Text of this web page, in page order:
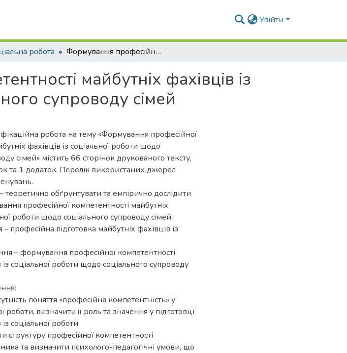
Увійти
робота Формування професійної компетентності майбутніх фахівців із соціальної роботи щодо соціального супроводу сімей
майбутніх фахівців із
супроводу сімей
робота на тему «Формування професійної
фахівців із соціальної роботи щодо
сімей» містить 66 сторінок друкованого тексту,
та 1 додаток. Перелік використаних джерел
обґрунтувати та емпірично дослідити
професійної компетентності майбутніх
роботи щодо соціального супроводу сімей.
професійна підготовка майбутніх фахівців із
– формування професійної компетентності
із соціальної роботи щодо соціального супроводу
поняття «професійна компетентність» у
роботи, визначити її роль та значення у підготовці
соціальної роботи.
структуру професійної компетентності
та визначити психолого-педагогічні умови, що